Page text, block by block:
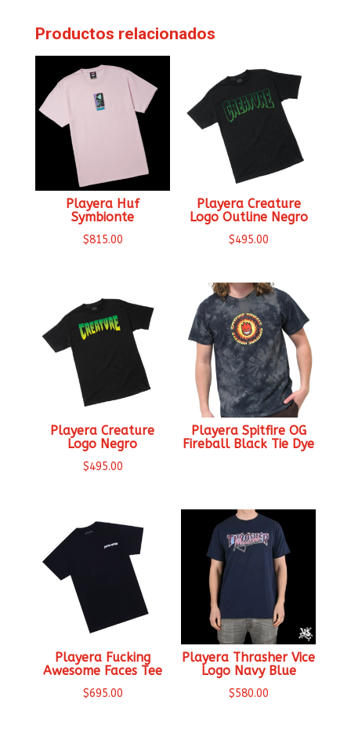
Productos relacionados
Playera Huf
Symbionte
$815.00
Playera Creature
Logo Outline Negro
$495.00
Playera Creature
Logo Negro
$495.00
Playera Spitfire OG
Fireball Black Tie Dye
Playera Fucking
Awesome Faces Tee
$695.00
Playera Thrasher Vice
Logo Navy Blue
$580.00